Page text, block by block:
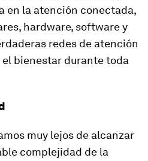
en la atención conectada,
hardware, software y
redes de atención
el bienestar durante toda
muy lejos de alcanzar
complejidad de la